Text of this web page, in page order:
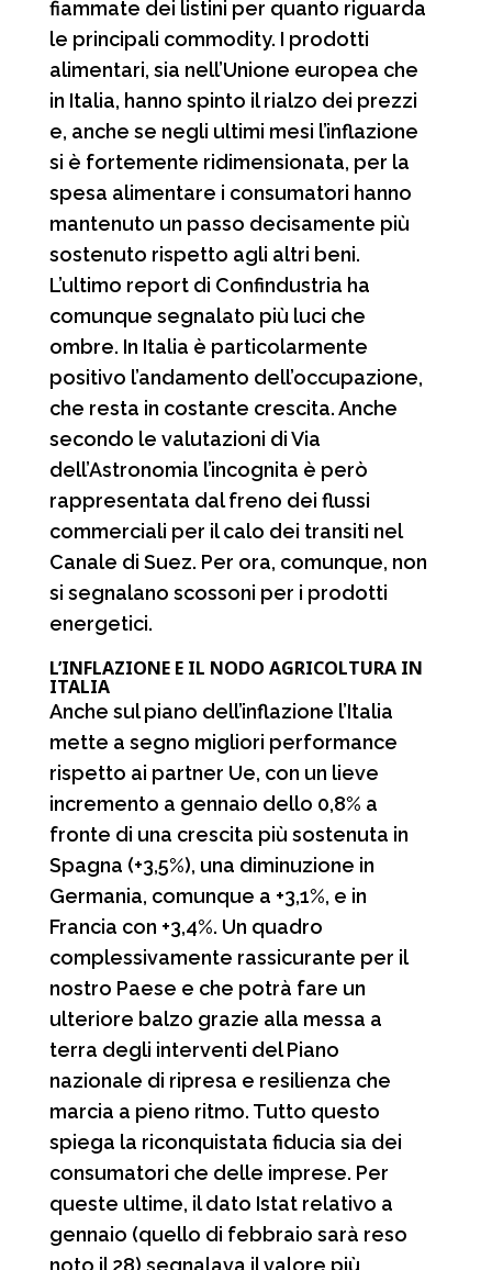
fiammate dei listini per quanto riguarda
le principali commodity. I prodotti
alimentari, sia nell’Unione europea che
in Italia, hanno spinto il rialzo dei prezzi
e, anche se negli ultimi mesi l’inflazione
si è fortemente ridimensionata, per la
spesa alimentare i consumatori hanno
mantenuto un passo decisamente più
sostenuto rispetto agli altri beni.
L’ultimo report di Confindustria ha
comunque segnalato più luci che
ombre. In Italia è particolarmente
positivo l’andamento dell’occupazione,
che resta in costante crescita. Anche
secondo le valutazioni di Via
dell’Astronomia l’incognita è però
rappresentata dal freno dei flussi
commerciali per il calo dei transiti nel
Canale di Suez. Per ora, comunque, non
si segnalano scossoni per i prodotti
energetici.
L’INFLAZIONE E IL NODO AGRICOLTURA IN
ITALIA
Anche sul piano dell’inflazione l’Italia
mette a segno migliori performance
rispetto ai partner Ue, con un lieve
incremento a gennaio dello 0,8% a
fronte di una crescita più sostenuta in
Spagna (+3,5%), una diminuzione in
Germania, comunque a +3,1%, e in
Francia con +3,4%. Un quadro
complessivamente rassicurante per il
nostro Paese e che potrà fare un
ulteriore balzo grazie alla messa a
terra degli interventi del Piano
nazionale di ripresa e resilienza che
marcia a pieno ritmo. Tutto questo
spiega la riconquistata fiducia sia dei
consumatori che delle imprese. Per
queste ultime, il dato Istat relativo a
gennaio (quello di febbraio sarà reso
noto il 28) segnalava il valore più